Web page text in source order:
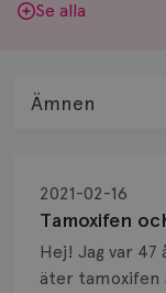
Se alla
Tamoxifen
2021-02-16
Hej! Jag var 47
äter tamoxifen
Ämnen
Biopsi
Biverkningar